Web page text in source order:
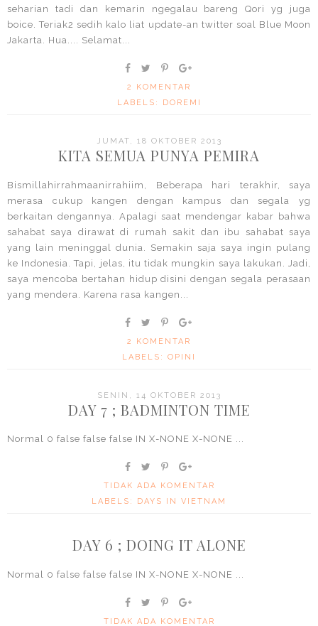
seharian tadi dan kemarin ngegalau bareng Qori yg juga
boice. Teriak2 sedih kalo liat update-an twitter soal Blue Moon
Jakarta. Hua.... Selamat...
2 KOMENTAR
LABELS:
DOREMI
JUMAT, 18 OKTOBER 2013
KITA SEMUA PUNYA PEMIRA
Bismillahirrahmaanirrahiim, Beberapa hari terakhir, saya
merasa cukup kangen dengan kampus dan segala yg
berkaitan dengannya. Apalagi saat mendengar kabar bahwa
sahabat saya dirawat di rumah sakit dan ibu sahabat saya
yang lain meninggal dunia. Semakin saja saya ingin pulang
ke Indonesia. Tapi, jelas, itu tidak mungkin saya lakukan. Jadi,
saya mencoba bertahan hidup disini dengan segala perasaan
yang mendera. Karena rasa kangen...
2 KOMENTAR
LABELS: OPINI
SENIN, 14 OKTOBER 2013
DAY 7 ; BADMINTON TIME
Normal 0 false false false IN X-NONE X-NONE ...
TIDAK ADA KOMENTAR
LABELS:
DAYS IN VIETNAM
DAY 6 ; DOING IT ALONE
Normal 0 false false false IN X-NONE X-NONE ...
TIDAK ADA KOMENTAR